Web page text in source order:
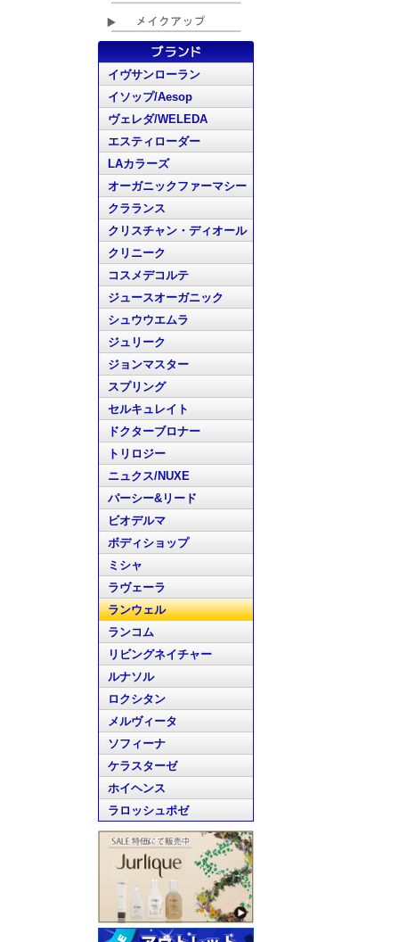
イヴサンローラン
イソップ/Aesop
ヴェレダ/WELEDA
エスティローダー
LAカラーズ
オーガニックファーマシー
クラランス
クリスチャン・ディオール
クリニーク
コスメデコルテ
ジュースオーガニック
シュウウエムラ
ジュリーク
ジョンマスター
スプリング
セルキュレイト
ドクターブロナー
トリロジー
ニュクス/NUXE
パーシー&リード
ビオデルマ
ボディショップ
ミシャ
ラヴェーラ
ランウェル
ランコム
リビングネイチャー
ルナソル
ロクシタン
メルヴィータ
ソフィーナ
ケラスターゼ
ホイヘンス
ラロッシュポゼ